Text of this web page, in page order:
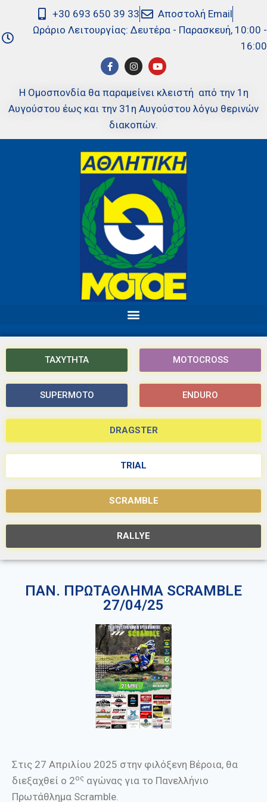
+30 693 650 39 33
Αποστολή Email
Ωράριο Λειτουργίας: Δευτέρα - Παρασκευή, 10:00 -
16:00
Η Ομοσπονδία θα παραμείνει κλειστή από την 1η
Αυγούστου έως και την 31η Αυγούστου λόγω θερινών
διακοπών.
ΤΑΧΥΤΗΤΑ MOTOCROSS
SUPERMOTO ENDURO
DRAGSTER
TRIAL
SCRAMBLE
RALLYE
ΠΑΝ. ΠΡΩΤΑΘΛΗΜΑ SCRAMBLE
27/04/25
Στις 27 Απριλίου 2025 στην φιλόξενη Βέροια, θα
διεξαχθεί ο 2ος αγώνας για το Πανελλήνιο
Πρωτάθλημα Scramble.